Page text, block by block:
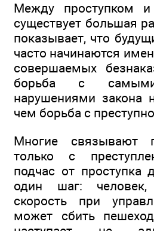
Между проступком и
существует большая
показывает, что
часто начинаются
совершаемых
борьба с
нарушениями закона
чем борьба с
Многие связывают
только с
подчас от проступка
один шаг:
скорость при
может сбить